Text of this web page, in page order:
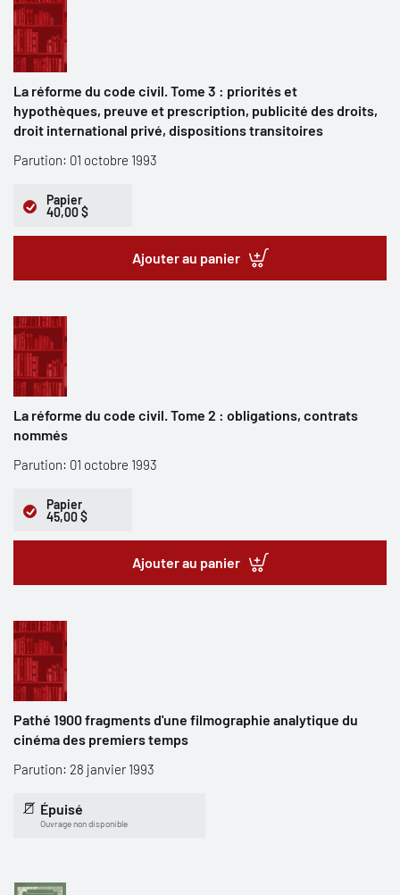
La réforme du code civil. Tome 3 : priorités et
hypothèques, preuve et prescription, publicité des droits,
droit international privé, dispositions transitoires
Parution: 01 octobre 1993
Papier
40,00 $
Ajouter au panier
La réforme du code civil. Tome 2 : obligations, contrats
nommés
Parution: 01 octobre 1993
Papier
45,00 $
Ajouter au panier
Pathé 1900 fragments d'une filmographie analytique du
cinéma des premiers temps
Parution: 28 janvier 1993
Épuisé
Ouvrage non disponible